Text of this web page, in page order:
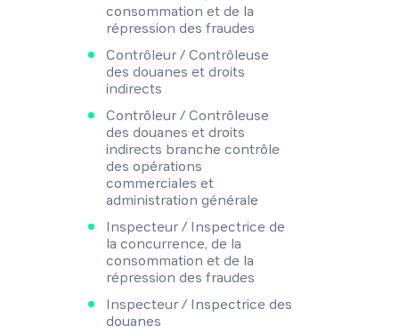
consommation et de la
répression des fraudes
Contrôleur / Contrôleuse
des douanes et droits
indirects
Contrôleur / Contrôleuse
des douanes et droits
indirects branche contrôle
des opérations
commerciales et
administration générale
Inspecteur / Inspectrice de
la concurrence, de la
consommation et de la
répression des fraudes
Inspecteur / Inspectrice des
douanes